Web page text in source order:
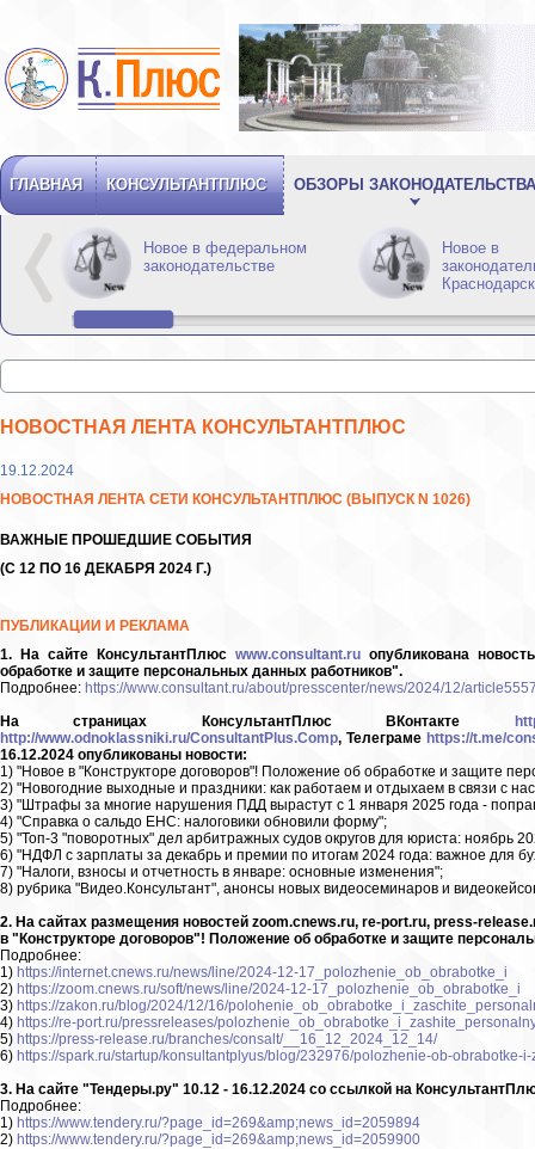
ГЛАВНАЯ КОНСУЛЬТАНТПЛЮС ОБЗОРЫ ЗАКОНОДАТЕЛЬСТВА
Новое в федеральном
законодательстве
Новое в
НОВОСТНАЯ ЛЕНТА КОНСУЛЬТАНТПЛЮС
19.12.2024
НОВОСТНАЯ ЛЕНТА СЕТИ КОНСУЛЬТАНТПЛЮС (ВЫПУСК N 1026)
ВАЖНЫЕ ПРОШЕДШИЕ СОБЫТИЯ
(С 12 ПО 16 ДЕКАБРЯ 2024 Г.)
ПУБЛИКАЦИИ И РЕКЛАМА
1. На сайте КонсультантПлюс www.consultant.ruопубликована
обработке и защите персональных данных работников".
Подробнее: https://www.consultant.ru/about/presscenter/news/2024/12/
На страницах КонсультантПлюс ВКонтакте
http://www.odnoklassniki.ru/ConsultantPlus.Comp, Телеграме https://t.me/
16.12.2024 опубликованы новости:
1) "Новое в "Конструкторе договоров"! Положение об обработке и защите
2) "Новогодние выходные и праздники: как работаем и отдыхаем в связи с
3) "Штрафы за многие нарушения ПДД вырастут с 1 января 2025 года -
4) "Справка о сальдо ЕНС: налоговики обновили форму";
5) "Топ-3 "поворотных" дел арбитражных судов округов для юриста: ноябрь
6) "НДФЛ с зарплаты за декабрь и премии по итогам 2024 года: важное для
7) "Налоги, взносы и отчетность в январе: основные изменения";
8) рубрика "Видео.Консультант", анонсы новых видеосеминаров и
2. На сайтах размещения новостей zoom.cnews.ru, re-port.ru, press-
в "Конструкторе договоров"! Положение об обработке и защите
Подробнее:
1) https://internet.cnews.ru/news/line/2024-12-17_polozhenie_ob_obrabotke_i
2) https://zoom.cnews.ru/soft/news/line/2024-12-17_polozhenie_ob_obrabotke_i
3) https://zakon.ru/blog/2024/12/16/
4) https://re-port.ru/pressreleases/
5) https://press-release.ru/branches/consalt/__16_12_2024_12_14/
6) https://spark.ru/startup/konsultantplyus/blog/232976/polozhenie-ob-obrabotke-
3. На сайте "Тендеры.ру" 10.12 - 16.12.2024 со ссылкой на
Подробнее:
1) https://www.tendery.ru/?page_id=269&amp;news_id=2059894
2) https://www.tendery.ru/?page_id=269&amp;news_id=2059900